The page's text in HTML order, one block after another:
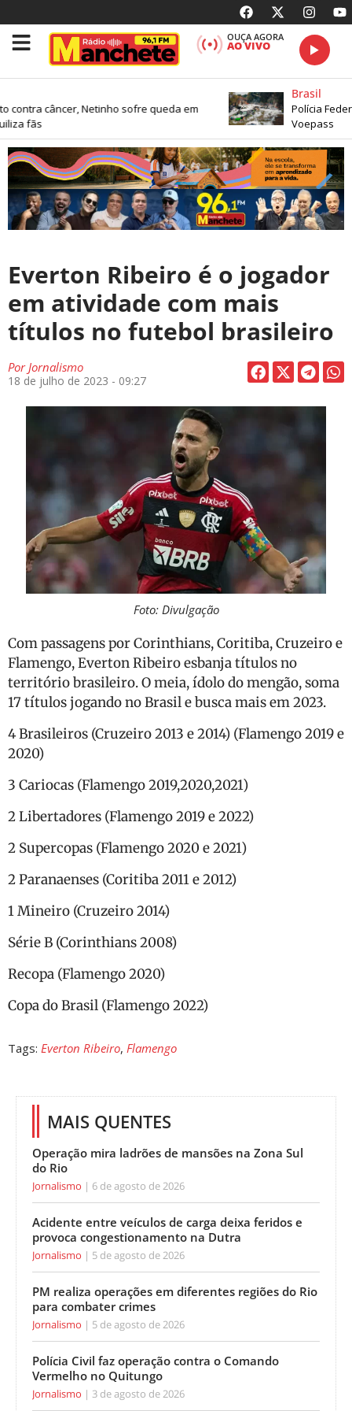
OUÇA AGORA
AO VIVO
contra câncer, Netinho sofre queda em
fãs
Brasil
Polícia
Voepass
Everton Ribeiro é o jogador
em atividade com mais
títulos no futebol brasileiro
PorJornalismo
18 de julho de 2023 - 09:27
Foto: Divulgação
Com passagens por Corinthians, Coritiba, Cruzeiro e
Flamengo, Everton Ribeiro esbanja títulos no
território brasileiro. O meia, ídolo do mengão, soma
17 títulos jogando no Brasil e busca mais em 2023.
4 Brasileiros (Cruzeiro 2013 e 2014) (Flamengo 2019 e
2020)
3 Cariocas (Flamengo 2019,2020,2021)
2 Libertadores (Flamengo 2019 e 2022)
2 Supercopas (Flamengo 2020 e 2021)
2 Paranaenses (Coritiba 2011 e 2012)
1 Mineiro (Cruzeiro 2014)
Série B (Corinthians 2008)
Recopa (Flamengo 2020)
Copa do Brasil (Flamengo 2022)
Tags: Everton Ribeiro, Flamengo
MAIS QUENTES
Operação mira ladrões de mansões na Zona Sul
do Rio
Jornalismo 6 de agosto de 2026
Acidente entre veículos de carga deixa feridos e
provoca congestionamento na Dutra
Jornalismo 5 de agosto de 2026
PM realiza operações em diferentes regiões do Rio
para combater crimes
Jornalismo 5 de agosto de 2026
Polícia Civil faz operação contra o Comando
Vermelho no Quitungo
Jornalismo 3 de agosto de 2026